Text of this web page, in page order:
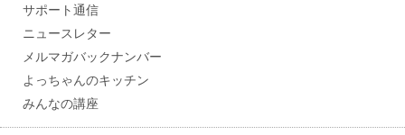
サポート通信
ニュースレター
メルマガバックナンバー
よっちゃんのキッチン
みんなの講座